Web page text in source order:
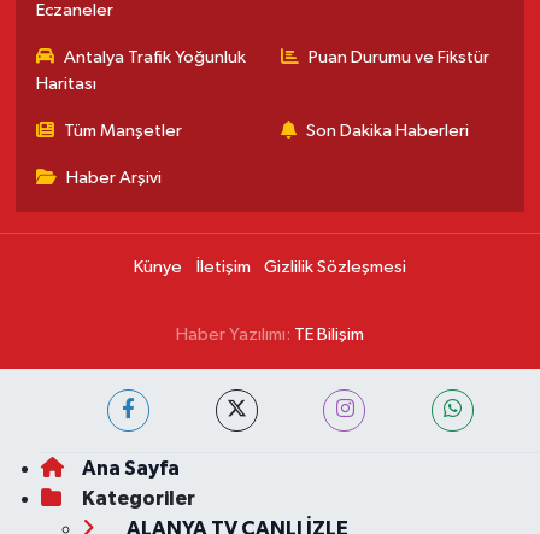
Eczaneler
Antalya Trafik Yoğunluk
Haritası
Puan Durumu ve Fikstür
Tüm Manşetler Son Dakika Haberleri
Haber Arşivi
Künye İletişim Gizlilik Sözleşmesi
Haber Yazılımı: TE Bilişim
Ana Sayfa
Kategoriler
ALANYA TV CANLI İZLE